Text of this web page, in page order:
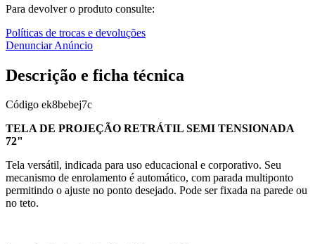
Para devolver o produto consulte:
Políticas de trocas e devoluções
Denunciar Anúncio
Descrição e ficha técnica
Código ek8bebej7c
TELA DE PROJEÇÃO RETRÁTIL SEMI TENSIONADA
72"
Tela versátil, indicada para uso educacional e corporativo. Seu
mecanismo de enrolamento é automático, com parada multiponto
permitindo o ajuste no ponto desejado. Pode ser fixada na parede ou
no teto.